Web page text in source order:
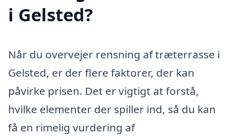
i Gelsted?
Når du overvejer rensning af træterrasse i
Gelsted, er der flere faktorer, der kan
påvirke prisen. Det er vigtigt at forstå,
hvilke elementer der spiller ind, så du kan
få en rimelig vurdering af